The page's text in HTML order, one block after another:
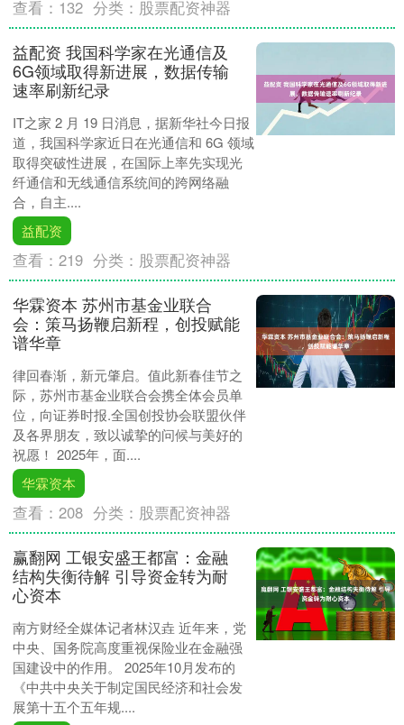
查看： 132 分类： 股票配资神器
益配资 我国科学家在光通信及
6G领域取得新进展，数据传输
速率刷新纪录
IT之家 2 月 19 日消息，据新华社今日报
道，我国科学家近日在光通信和 6G 领域
取得突破性进展，在国际上率先实现光
纤通信和无线通信系统间的跨网络融
合，自主....
益配资
查看：219 分类： 股票配资神器
华霖资本 苏州市基金业联合
会：策马扬鞭启新程，创投赋能
谱华章
律回春渐，新元肇启。值此新春佳节之
际，苏州市基金业联合会携全体会员单
位，向证券时报.全国创投协会联盟伙伴
及各界朋友，致以诚挚的问候与美好的
祝愿！ 2025年，面....
华霖资本
查看：208 分类： 股票配资神器
赢翻网 工银安盛王都富：金融
结构失衡待解 引导资金转为耐
心资本
南方财经全媒体记者林汉垚 近年来，党
中央、国务院高度重视保险业在金融强
国建设中的作用。 2025年10月发布的
《中共中央关于制定国民经济和社会发
展第十五个五年规....